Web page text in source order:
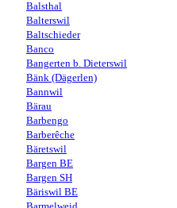
Balsthal
Balterswil
Baltschieder
Banco
Bangerten b. Dieterswil
Bänk (Dägerlen)
Bannwil
Bärau
Barbengo
Barberêche
Bäretswil
Bargen BE
Bargen SH
Bäriswil BE